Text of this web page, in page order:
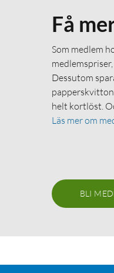
Få
Som medlem
Dessutom
helt kortlöst.
Läs mer om
BLI